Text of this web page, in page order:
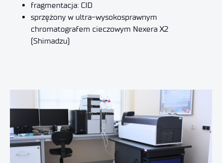
fragmentacja: CID
sprzężony w ultra-wysokosprawnym
chromatografem cieczowym Nexera X2
(Shimadzu)